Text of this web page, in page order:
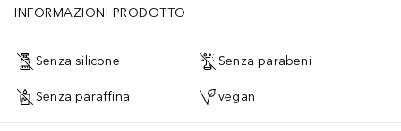
INFORMAZIONI PRODOTTO
Senza silicone Senza parabeni
Senza paraffina vegan